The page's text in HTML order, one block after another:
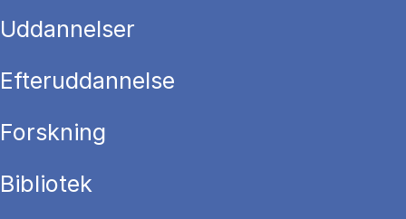
Uddannelser
Efteruddannelse
Forskning
Bibliotek